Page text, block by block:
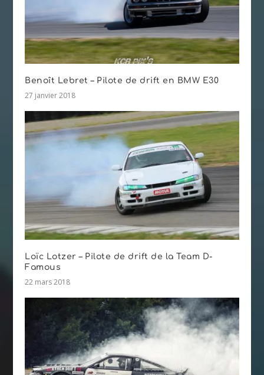
Benoît Lebret – Pilote de drift en BMW E30
27 janvier 2018
Loïc Lotzer – Pilote de drift de la Team D-
Famous
22 mars 2018